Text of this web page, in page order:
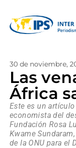
30 de noviembre,
Las
África
Este es un
economista del
Fundación Rosa
Kwame
de la ONU para el